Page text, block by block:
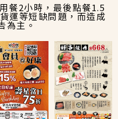
餐2小時，最後點餐1.5
運等短缺問題，而造成
為主。